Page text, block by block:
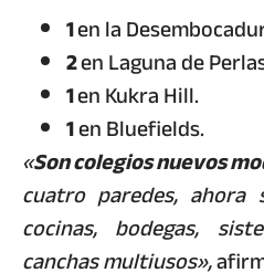
1en la
2en Laguna de
1en Kukra Hill.
1en Bluefields.
«Son colegios nuevos
cuatro paredes, ahora
cocinas, bodegas,
canchas multiusos»,